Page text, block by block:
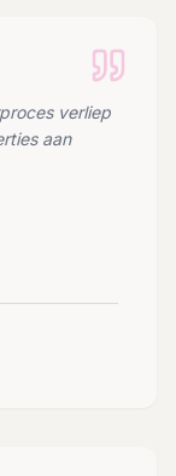
verliep
aan